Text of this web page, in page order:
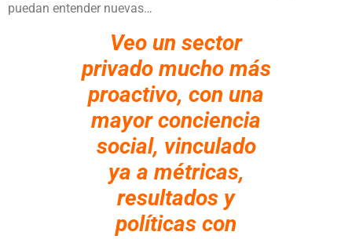
puedan entender nuevas…
Veo un sector
privado mucho más
proactivo, con una
mayor conciencia
social, vinculado
ya a métricas,
resultados y
políticas con